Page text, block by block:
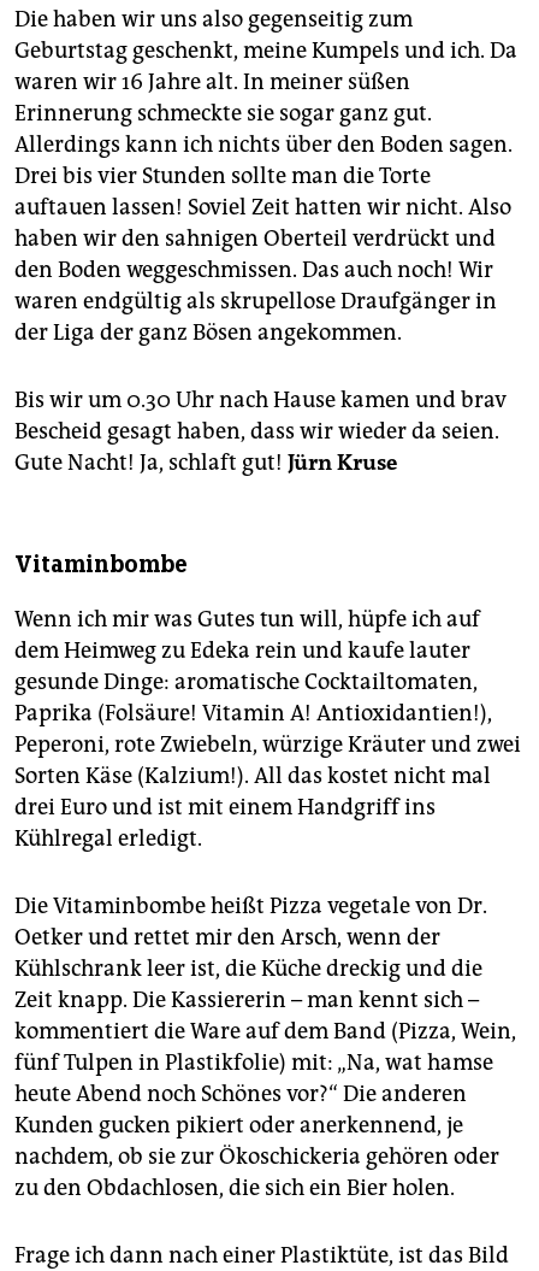
Die haben wir uns also gegenseitig zum
Geburtstag geschenkt, meine Kumpels und ich. Da
waren wir 16 Jahre alt. In meiner süßen
Erinnerung schmeckte sie sogar ganz gut.
Allerdings kann ich nichts über den Boden sagen.
Drei bis vier Stunden sollte man die Torte
auftauen lassen! Soviel Zeit hatten wir nicht. Also
haben wir den sahnigen Oberteil verdrückt und
den Boden weggeschmissen. Das auch noch! Wir
waren endgültig als skrupellose Draufgänger in
der Liga der ganz Bösen angekommen.
Bis wir um 0.30 Uhr nach Hause kamen und brav
Bescheid gesagt haben, dass wir wieder da seien.
Gute Nacht! Ja, schlaft gut! Jürn Kruse
Vitaminbombe
Wenn ich mir was Gutes tun will, hüpfe ich auf
dem Heimweg zu Edeka rein und kaufe lauter
gesunde Dinge: aromatische Cocktailtomaten,
Paprika (Folsäure! Vitamin A! Antioxidantien!),
Peperoni, rote Zwiebeln, würzige Kräuter und zwei
Sorten Käse (Kalzium!). All das kostet nicht mal
drei Euro und ist mit einem Handgriff ins
Kühlregal erledigt.
Die Vitaminbombe heißt Pizza vegetale von Dr.
Oetker und rettet mir den Arsch, wenn der
Kühlschrank leer ist, die Küche dreckig und die
Zeit knapp. Die Kassiererin – man kennt sich –
kommentiert die Ware auf dem Band (Pizza, Wein,
fünf Tulpen in Plastikfolie) mit: „Na, wat hamse
heute Abend noch Schönes vor?“ Die anderen
Kunden gucken pikiert oder anerkennend, je
nachdem, ob sie zur Ökoschickeria gehören oder
zu den Obdachlosen, die sich ein Bier holen.
Frage ich dann nach einer Plastiktüte, ist das Bild